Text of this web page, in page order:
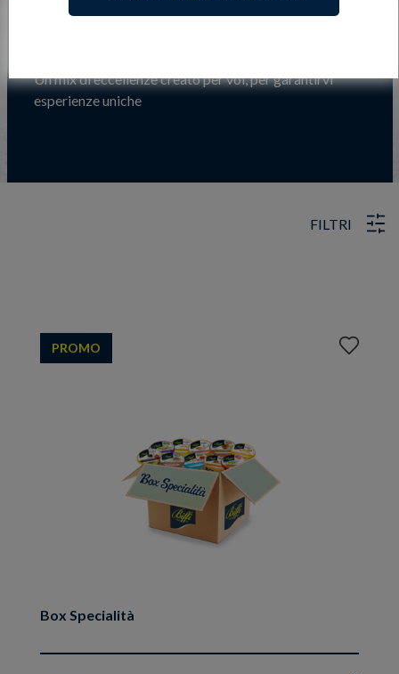
Un mix di eccellenze creato per voi, per garantirvi
esperienze uniche
FILTRI
Box Specialità
PROMO
Aggiungi